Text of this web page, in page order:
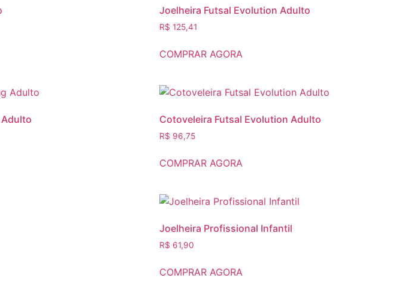
Joelheira Futsal Evolution Adulto
R$ 125,41
COMPRAR AGORA
Cotoveleira Futsal Evolution Adulto
R$ 96,75
COMPRAR AGORA
Joelheira Profissional Infantil
R$ 61,90
COMPRAR AGORA